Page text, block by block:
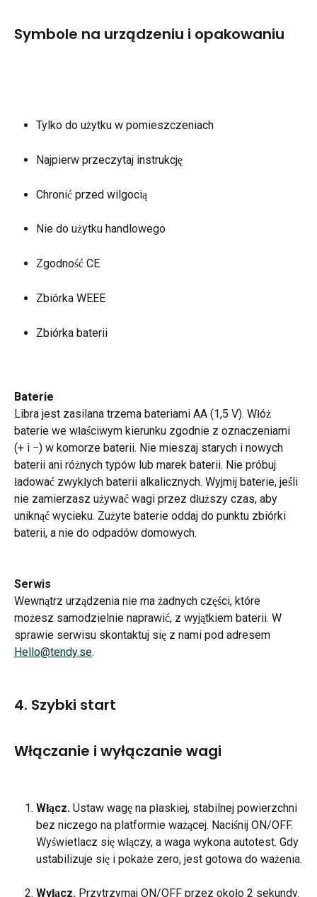
Symbole na urządzeniu i opakowaniu
Tylko do użytku w pomieszczeniach
Najpierw przeczytaj instrukcję
Chronić przed wilgocią
Nie do użytku handlowego
Zgodność CE
Zbiórka WEEE
Zbiórka baterii
Baterie
Libra jest zasilana trzema bateriami AA (1,5 V). Włóż
baterie we właściwym kierunku zgodnie z oznaczeniami
(+ i −) w komorze baterii. Nie mieszaj starych i nowych
baterii ani różnych typów lub marek baterii. Nie próbuj
ładować zwykłych baterii alkalicznych. Wyjmij baterie, jeśli
nie zamierzasz używać wagi przez dłuższy czas, aby
uniknąć wycieku. Zużyte baterie oddaj do punktu zbiórki
baterii, a nie do odpadów domowych.
Serwis
Wewnątrz urządzenia nie ma żadnych części, które
możesz samodzielnie naprawić, z wyjątkiem baterii. W
sprawie serwisu skontaktuj się z nami pod adresem
Hello@tendy.se.
4. Szybki start
Włączanie i wyłączanie wagi
Włącz. Ustaw wagę na płaskiej, stabilnej powierzchni
bez niczego na platformie ważącej. Naciśnij ON/OFF.
Wyświetlacz się włączy, a waga wykona autotest. Gdy
ustabilizuje się i pokaże zero, jest gotowa do ważenia.
Wyłącz. Przytrzymaj ON/OFF przez około 2 sekundy.